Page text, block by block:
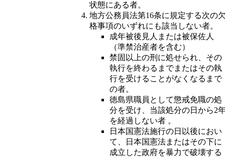
状態にある者。
地方公務員法第16条に規定する次の
格事項のいずれにも該当しない者。
成年被後見人または被保佐人
（準禁治産者を含む）
禁固以上の刑に処せられ、その
執行を終わるまでまたはその執
行を受けることがなくなるまで
の者。
徳島県職員として懲戒免職の処
分を受け、当該処分の日から2
を経過しない者 。
日本国憲法施行の日以後におい
て、日本国憲法またはその下に
成立した政府を暴力で破壊する